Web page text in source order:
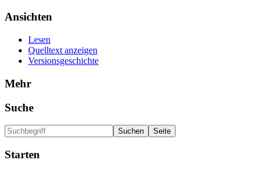
Ansichten
Lesen
Quelltext anzeigen
Versionsgeschichte
Mehr
Suche
Starten